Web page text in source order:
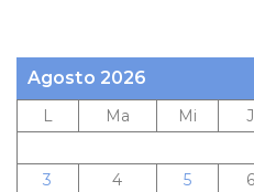
Agosto 2026
L Ma Mi J
3
4 5 6